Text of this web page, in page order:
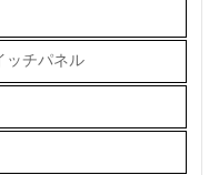
ッチパネル